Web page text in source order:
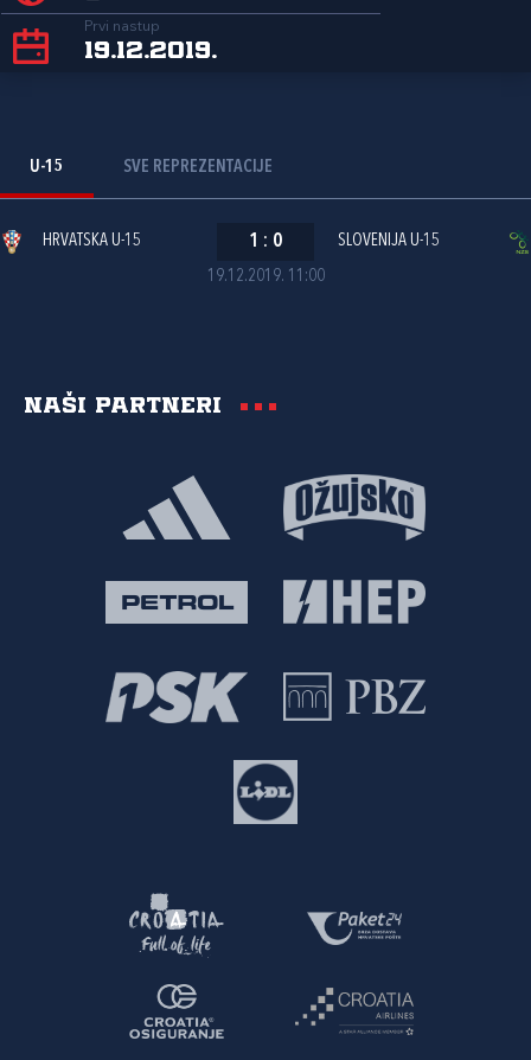
Prvi nastup
19.12.2019.
U-15 SVE REPREZENTACIJE
19.12.2019. 11:00
HRVATSKA U-15 1 : 0 SLOVENIJA U-15
Naši partneri